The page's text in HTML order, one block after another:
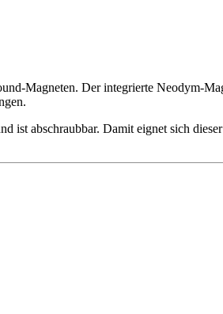
Magneten. Der integrierte Neodym-
abschraubbar. Damit eignet sich